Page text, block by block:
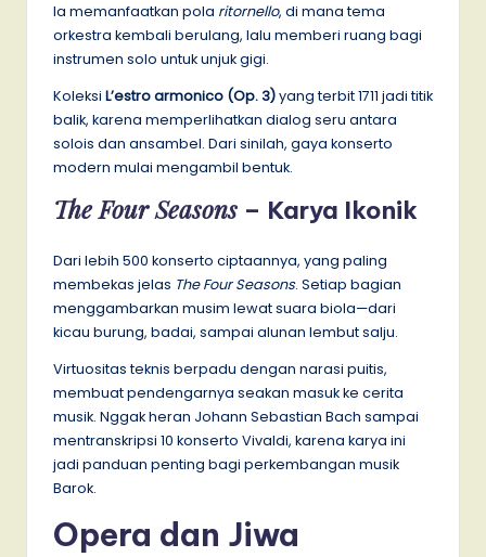
Ia memanfaatkan pola ritornello, di mana tema
orkestra kembali berulang, lalu memberi ruang bagi
instrumen solo untuk unjuk gigi.
Koleksi L’estro armonico (Op. 3)yang terbit 1711 jadi titik
balik, karena memperlihatkan dialog seru antara
solois dan ansambel. Dari sinilah, gaya konserto
modern mulai mengambil bentuk.
The Four Seasons – Karya Ikonik
Dari lebih 500 konserto ciptaannya, yang paling
membekas jelas The Four Seasons. Setiap bagian
menggambarkan musim lewat suara biola—dari
kicau burung, badai, sampai alunan lembut salju.
Virtuositas teknis berpadu dengan narasi puitis,
membuat pendengarnya seakan masuk ke cerita
musik. Nggak heran Johann Sebastian Bach sampai
mentranskripsi 10 konserto Vivaldi, karena karya ini
jadi panduan penting bagi perkembangan musik
Barok.
Opera dan Jiwa